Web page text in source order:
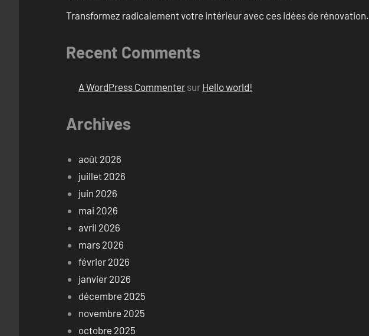
Transformez radicalement votre intérieur avec ces idées de rénovation.
Recent Comments
A WordPress Commenter sur Hello world!
Archives
août 2026
juillet 2026
juin 2026
mai 2026
avril 2026
mars 2026
février 2026
janvier 2026
décembre 2025
novembre 2025
octobre 2025